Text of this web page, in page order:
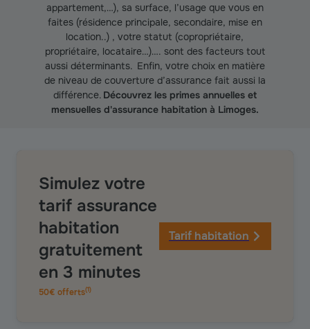
appartement,…), sa surface, l’usage que vous en
faites (résidence principale, secondaire, mise en
location..) , votre statut (copropriétaire,
propriétaire, locataire…)…. sont des facteurs tout
aussi déterminants. Enfin, votre choix en matière
de niveau de couverture d’assurance fait aussi la
différence. Découvrez les primes annuelles et
mensuelles d'assurance habitation à Limoges.
Simulez votre
tarif assurance
habitation
gratuitement
en 3 minutes
50€ offerts(1)
Tarif habitation